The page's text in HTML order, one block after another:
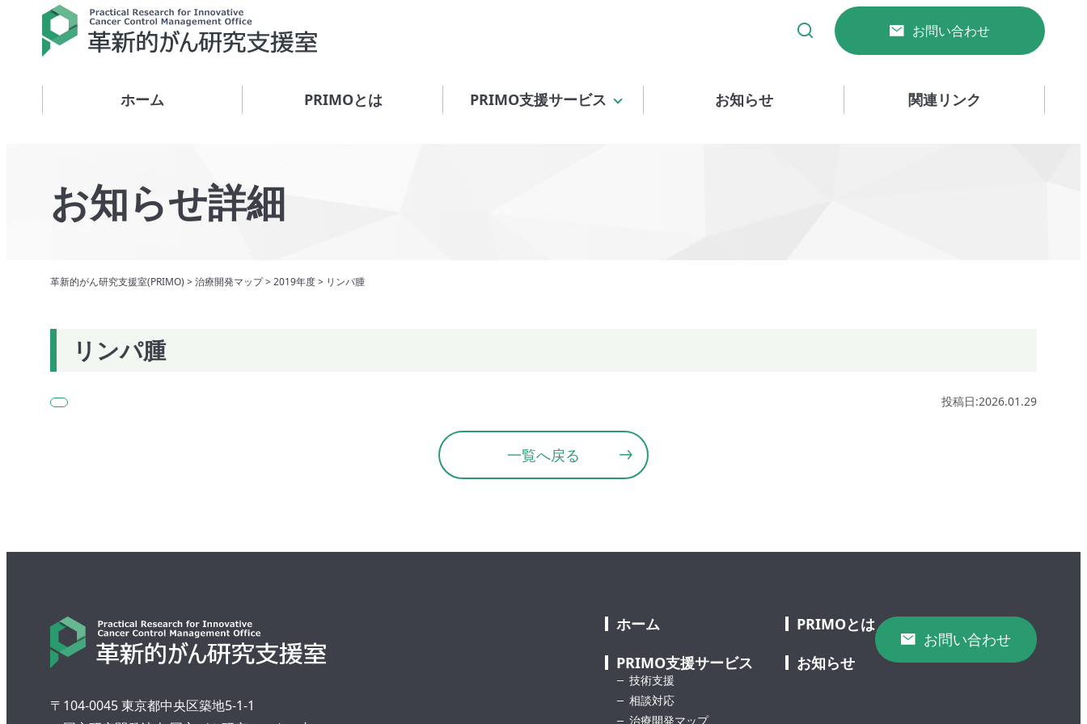
お問い合わせ
ホーム PRIMOとは PRIMO支援サービス お知らせ 関連リンク
お知らせ詳細
革新的がん研究支援室(PRIMO) >治療開発マップ>2019年度> リンパ腫
リンパ腫
投稿日:2026.01.29
一覧へ戻る
〒104-0045 東京都中央区築地5-1-1
ホーム
PRIMOとは
PRIMO支援サービス
技術支援
相談対応
治療開発マップ
お知らせ
お問い合わせ